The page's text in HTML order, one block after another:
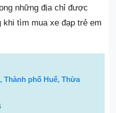
những địa chỉ được
tìm mua xe đạp trẻ em
Thành phố Huế, Thừa